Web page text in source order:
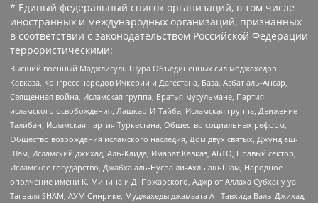
* Единый федеральный список организаций, в том числе
иностранных и международных организаций, признанных
в соответствии с законодательством Российской Федерации
террористическими:
Высший военный Маджлисуль Шура Объединенных сил моджахедов
Кавказа, Конгресс народов Ичкерии и Дагестана, База, Асбат аль-Ансар,
Священная война, Исламская группа, Братья-мусульмане, Партия
исламского освобождения, Лашкар-И-Тайба, Исламская группа, Движение
Талибан, Исламская партия Туркестана, Общество социальных реформ,
Общество возрождения исламского наследия, Дом двух святых, Джунд аш-
Шам, Исламский джихад, Аль-Каида, Имарат Кавказ, АБТО, Правый сектор,
Исламское государство, Джабха аль-Нусра ли-Ахль аш-Шам, Народное
ополчение имени К. Минина и Д. Пожарского, Аджр от Аллаха Субхану уа
Тагьаля SHAM, АУМ Синрике, Муджахеды джамаата Ат-Тавхида Валь-Джихад,